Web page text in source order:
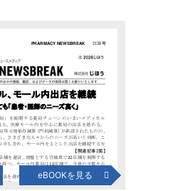
eBOOKを見る